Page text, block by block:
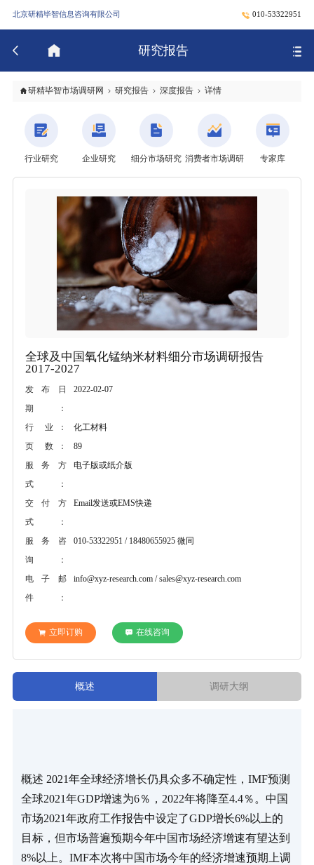
北京研精毕智信息咨询有限公司 010-53322951
研究报告
研精毕智市场调研网 研究报告 深度报告 详情
行业研究 企业研究 细分市场研究 消费者市场调研 专家库
全球及中国氧化锰纳米材料细分市场调研报告
2017-2027
发布日
期：
2022-02-07
行 业：
化工材料
页 数：
89
服务方
式：
电子版或纸介版
交付方
式：
Email发送或EMS快递
服务咨
询：
010-53322951 / 18480655925 微同
电子邮
件：
info@xyz-research.com / sales@xyz-research.com
立即订购 在线咨询
概述 调研大纲
概述 2021年全球经济增长仍具众多不确定性，IMF预测
全球2021年GDP增速为6％，2022年将降至4.4％。中国
市场2021年政府工作报告中设定了GDP增长6%以上的
目标，但市场普遍预期今年中国市场经济增速有望达到
8%以上。IMF本次将中国市场今年的经济增速预期上调